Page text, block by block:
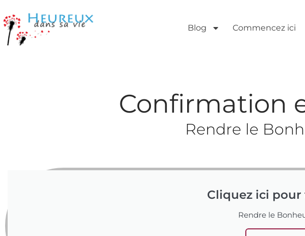
Blog Commencez ici
Confirmation
Rendre le
Cliquez ici
Rendre le